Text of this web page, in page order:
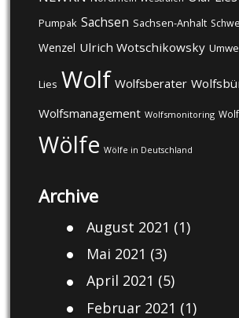
Pumpak Sachsen Sachsen-Anhalt
Wenzel Ulrich Wotschikowsky
Lies Wolf Wolfsberater
Wolfsmanagement Wolfsmonitoring
Wölfe Wölfe in Deutschland
Archive
August 2021 (1)
Mai 2021 (3)
April 2021 (5)
Februar 2021 (1)